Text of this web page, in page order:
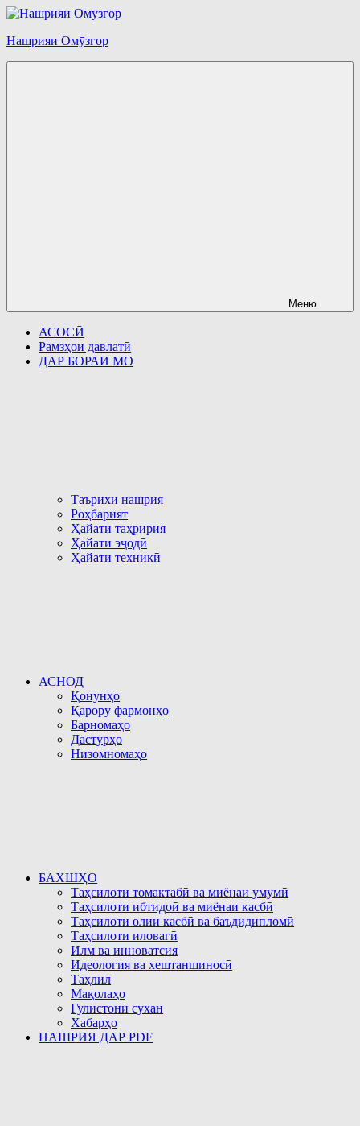
Перейти
содержимому
Нашрияи Омӯзгор
Меню
АСОСӢ
Рамзҳои давлатӣ
ДАР БОРАИ МО
Таърихи нашрия
Роҳбарият
Ҳайати таҳририя
Ҳайати эҷодӣ
Ҳайати техникӣ
АСНОД
Қонунҳо
Қарору фармонҳо
Барномаҳо
Дастурҳо
Низомномаҳо
БАХШҲО
Таҳсилоти томактабӣ ва миёнаи умумӣ
Таҳсилоти ибтидоӣ ва миёнаи касбӣ
Таҳсилоти олии касбӣ ва баъдидипломӣ
Таҳсилоти иловагӣ
Илм ва инноватсия
Идеология ва хештаншиносӣ
Таҳлил
Мақолаҳо
Гулистони сухан
Хабарҳо
НАШРИЯ ДАР PDF